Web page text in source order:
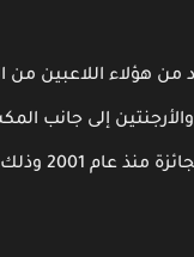
اللاعبين من
إلى جانب
حتى عام 2006؟